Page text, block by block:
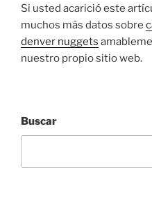
Si usted acarició este
muchos más datos sobre
denver nuggets
nuestro propio sitio web.
Buscar